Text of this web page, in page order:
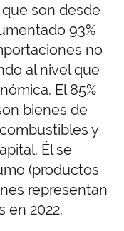
son desde
93%
no
al nivel que
El 85%
bienes de
y
Él se
(productos
representan
en 2022.